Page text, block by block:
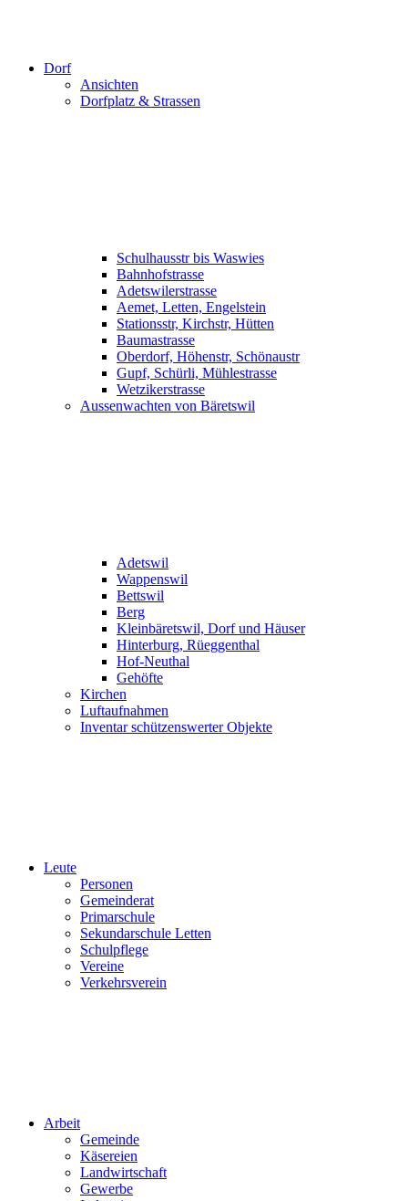
Dorf
Ansichten
Dorfplatz & Strassen
Schulhausstr bis Waswies
Bahnhofstrasse
Adetswilerstrasse
Aemet, Letten, Engelstein
Stationsstr, Kirchstr, Hütten
Baumastrasse
Oberdorf, Höhenstr, Schönaustr
Gupf, Schürli, Mühlestrasse
Wetzikerstrasse
Aussenwachten von Bäretswil
Adetswil
Wappenswil
Bettswil
Berg
Kleinbäretswil, Dorf und Häuser
Hinterburg, Rüeggenthal
Hof-Neuthal
Gehöfte
Kirchen
Luftaufnahmen
Inventar schützenswerter Objekte
Leute
Personen
Gemeinderat
Primarschule
Sekundarschule Letten
Schulpflege
Vereine
Verkehrsverein
Arbeit
Gemeinde
Käsereien
Landwirtschaft
Gewerbe